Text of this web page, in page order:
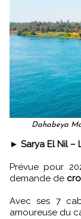
Dahabeya
Sarya El Nil –
Prévue pour
demande de
Avec ses 7
amoureuse du